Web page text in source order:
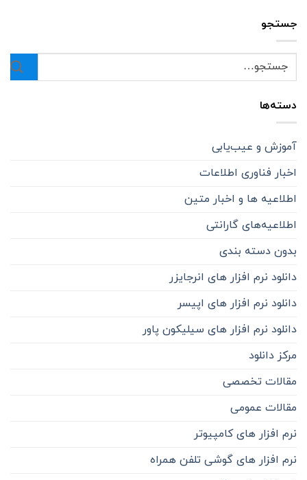
جستجو
دسته‌ها
آموزش و عیب‌یابی
اخبار فناوری اطلاعات
اطلاعیه ها و اخبار متین
اطلاعیه‌‌های گارانتی
بدون دسته بندی
دانلود نرم افزار های انرجایزر
دانلود نرم افزار های اپیسر
دانلود نرم افزار های سیلیکون پاور
مرکز دانلود
مقالات تخصصی
مقالات عمومی
نرم افزار های کامپیوتر
نرم افزار های گوشی تلفن همراه